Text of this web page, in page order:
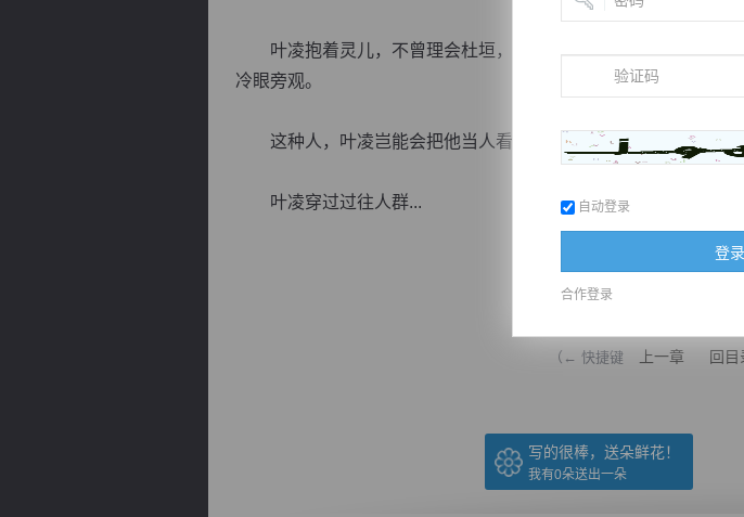
叶凌抱着灵儿，不曾理会杜垣，他知道杜垣能够活着，定然是
冷眼旁观。
这种人，叶凌岂能会把他当人看？
叶凌穿过过往人群...
（← 快捷键 上一章 回目
写的很棒，送朵鲜花！
我有0朵送出一朵
自动登录
登录
合作登录